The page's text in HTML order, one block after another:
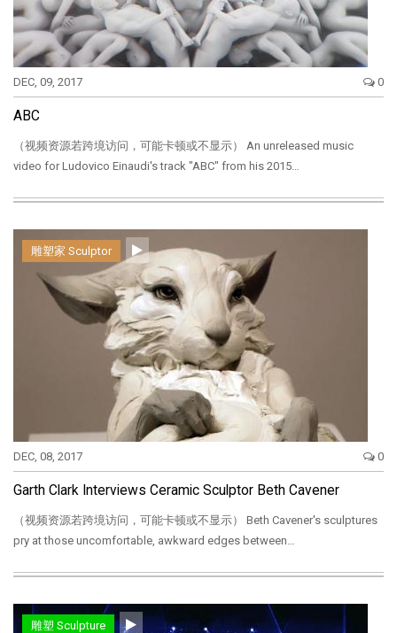
DEC, 09, 2017 0
ABC
（视频资源若跨境访问，可能卡顿或不显示） An unreleased music
video for Ludovico Einaudi's track "ABC" from his 2015…
雕塑家 Sculptor
DEC, 08, 2017 0
Garth Clark Interviews Ceramic Sculptor Beth Cavener
（视频资源若跨境访问，可能卡顿或不显示） Beth Cavener's sculptures
pry at those uncomfortable, awkward edges between…
雕塑 Sculpture